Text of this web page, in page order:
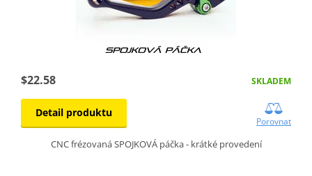
$22.58 SKLADEM
Detail produktu
Porovnat
CNC frézovaná SPOJKOVÁ páčka - krátké provedení